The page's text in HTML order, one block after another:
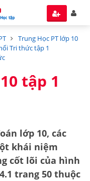
Trung Học PT lớp 10
Tri thức tập 1
tập 1
lớp 10, các
khái niệm
cốt lõi của hình
trang 50 thuộc